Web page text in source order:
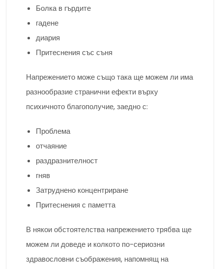
Болка в гърдите
гадене
диария
Притеснения със съня
Напрежението може също така ще можем ли има
разнообразие странични ефекти върху
психичното благополучие, заедно с:
Проблема
отчаяние
раздразнителност
гняв
Затруднено концентриране
Притеснения с паметта
В някои обстоятелства напрежението трябва ще
можем ли доведе и колкото по-сериозни
здравословни съображения, напомнящ на